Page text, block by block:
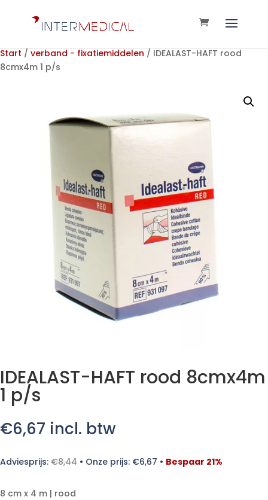
Start / verband - fixatiemiddelen / IDEALAST-HAFT rood
8cmx4m 1 p/s
IDEALAST-HAFT rood 8cmx4m
1 p/s
€6,67 incl. btw
Adviesprijs: €8,44 • Onze prijs: €6,67 • Bespaar 21%
8 cm x 4 m | rood